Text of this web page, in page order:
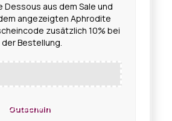
Dessous aus dem Sale und
angezeigten Aphrodite
zusätzlich 10% bei
der Bestellung.
Gutschein